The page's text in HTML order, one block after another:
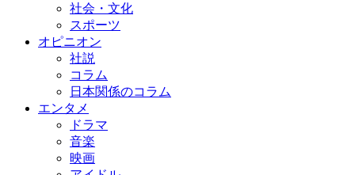
社会・文化
スポーツ
オピニオン
社説
コラム
日本関係のコラム
エンタメ
ドラマ
音楽
映画